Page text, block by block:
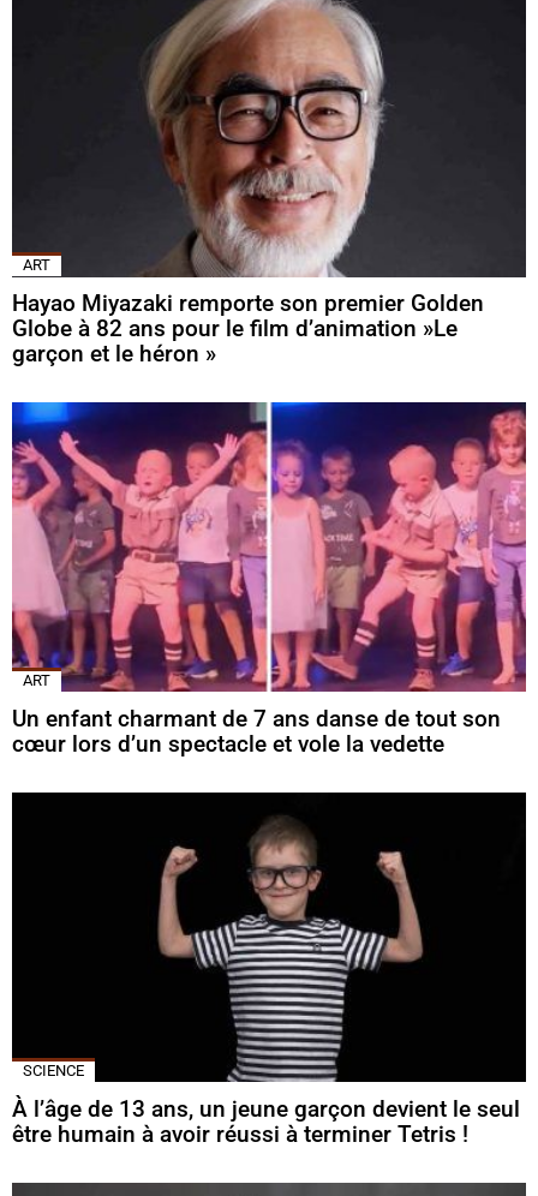
ART
Hayao Miyazaki remporte son premier Golden
Globe à 82 ans pour le film d’animation »Le
garçon et le héron »
ART
Un enfant charmant de 7 ans danse de tout son
cœur lors d’un spectacle et vole la vedette
SCIENCE
À l’âge de 13 ans, un jeune garçon devient le seul
être humain à avoir réussi à terminer Tetris !